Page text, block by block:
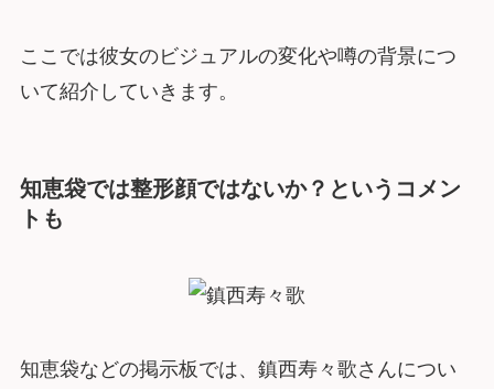
ここでは彼女のビジュアルの変化や噂の背景につ
いて紹介していきます。
知恵袋では整形顔ではないか？というコメン
トも
知恵袋などの掲示板では、鎮西寿々歌さんについ